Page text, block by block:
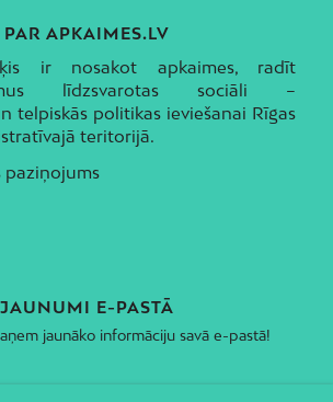
PAR APKAIMES.LV
ir nosakot apkaimes, radīt
līdzsvarotas sociāli –
telpiskās politikas ieviešanai Rīgas
teritorijā.
paziņojums
JAUNUMI E-PASTĀ
jaunāko informāciju savā e-pastā!